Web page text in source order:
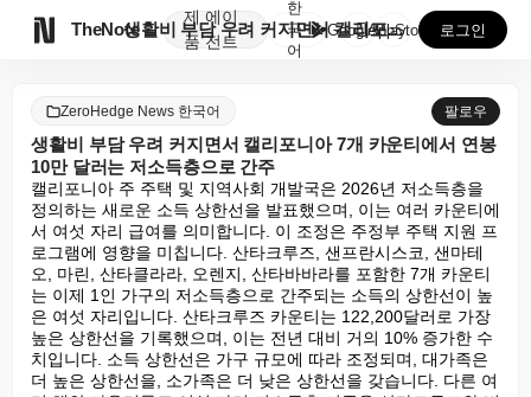
TheNote
제
품
에이
전트
생활비 부담 우려 커지면서 캘리포니아 7개 카운티에서 ...
한
국
어
GooglePlay
AppStore 로그인
ZeroHedge News 한국어 팔로우
생활비 부담 우려 커지면서 캘리포니아 7개 카운티에서 연봉
10만 달러는 저소득층으로 간주
캘리포니아 주 주택 및 지역사회 개발국은 2026년 저소득층을
정의하는 새로운 소득 상한선을 발표했으며, 이는 여러 카운티에
서 여섯 자리 급여를 의미합니다. 이 조정은 주정부 주택 지원 프
로그램에 영향을 미칩니다. 산타크루즈, 샌프란시스코, 샌마테
오, 마린, 산타클라라, 오렌지, 산타바바라를 포함한 7개 카운티
는 이제 1인 가구의 저소득층으로 간주되는 소득의 상한선이 높
은 여섯 자리입니다. 산타크루즈 카운티는 122,200달러로 가장
높은 상한선을 기록했으며, 이는 전년 대비 거의 10% 증가한 수
치입니다. 소득 상한선은 가구 규모에 따라 조정되며, 대가족은
더 높은 상한선을, 소가족은 더 낮은 상한선을 갖습니다. 다른 여